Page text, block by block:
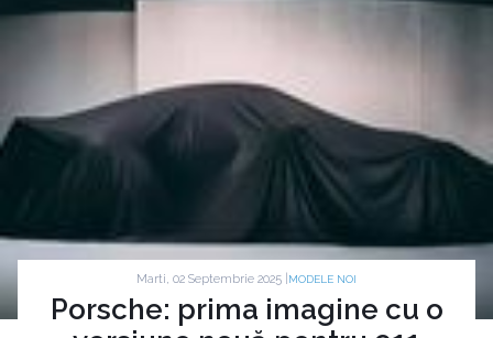
Marti, 02 Septembrie 2025 | MODELE NOI
Porsche: prima imagine cu o